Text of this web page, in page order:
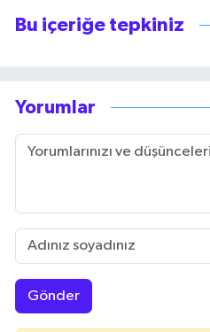
Bu içeriğe tepkiniz
Yorumlar
Gönder